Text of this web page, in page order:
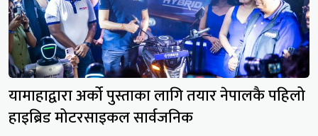
यामाहाद्वारा अर्को पुस्ताका लागि तयार नेपालकै पहिलो
हाइब्रिड मोटरसाइकल सार्वजनिक